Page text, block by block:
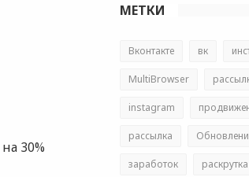
на 30%
МЕТКИ
Вконтакте вк
MultiBrowser
instagram
рассылка
заработок раскрутка